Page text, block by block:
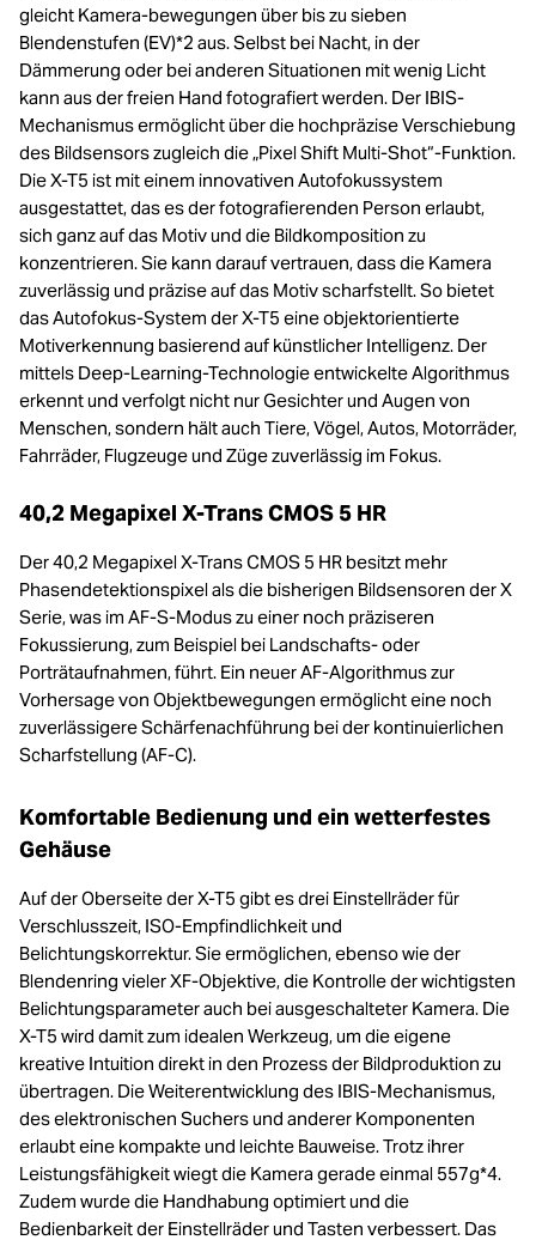
gleicht Kamera-bewegungen über bis zu sieben
Blendenstufen (EV)*2 aus. Selbst bei Nacht, in der
Dämmerung oder bei anderen Situationen mit wenig Licht
kann aus der freien Hand fotografiert werden. Der IBIS-
Mechanismus ermöglicht über die hochpräzise Verschiebung
des Bildsensors zugleich die „Pixel Shift Multi-Shot“-Funktion.
Die X-T5 ist mit einem innovativen Autofokussystem
ausgestattet, das es der fotografierenden Person erlaubt,
sich ganz auf das Motiv und die Bildkomposition zu
konzentrieren. Sie kann darauf vertrauen, dass die Kamera
zuverlässig und präzise auf das Motiv scharfstellt. So bietet
das Autofokus-System der X-T5 eine objektorientierte
Motiverkennung basierend auf künstlicher Intelligenz. Der
mittels Deep-Learning-Technologie entwickelte Algorithmus
erkennt und verfolgt nicht nur Gesichter und Augen von
Menschen, sondern hält auch Tiere, Vögel, Autos, Motorräder,
Fahrräder, Flugzeuge und Züge zuverlässig im Fokus.
40,2 Megapixel X-Trans CMOS 5 HR
Der 40,2 Megapixel X-Trans CMOS 5 HR besitzt mehr
Phasendetektionspixel als die bisherigen Bildsensoren der X
Serie, was im AF-S-Modus zu einer noch präziseren
Fokussierung, zum Beispiel bei Landschafts- oder
Porträtaufnahmen, führt. Ein neuer AF-Algorithmus zur
Vorhersage von Objektbewegungen ermöglicht eine noch
zuverlässigere Schärfenachführung bei der kontinuierlichen
Scharfstellung (AF-C).
Komfortable Bedienung und ein wetterfestes
Gehäuse
Auf der Oberseite der X-T5 gibt es drei Einstellräder für
Verschlusszeit, ISO-Empfindlichkeit und
Belichtungskorrektur. Sie ermöglichen, ebenso wie der
Blendenring vieler XF-Objektive, die Kontrolle der wichtigsten
Belichtungsparameter auch bei ausgeschalteter Kamera. Die
X-T5 wird damit zum idealen Werkzeug, um die eigene
kreative Intuition direkt in den Prozess der Bildproduktion zu
übertragen. Die Weiterentwicklung des IBIS-Mechanismus,
des elektronischen Suchers und anderer Komponenten
erlaubt eine kompakte und leichte Bauweise. Trotz ihrer
Leistungsfähigkeit wiegt die Kamera gerade einmal 557g*4.
Zudem wurde die Handhabung optimiert und die
Bedienbarkeit der Einstellräder und Tasten verbessert. Das